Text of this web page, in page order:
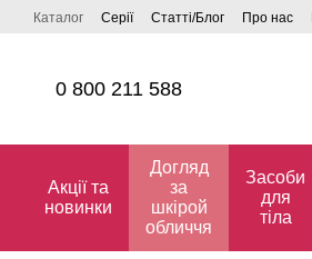
Перейти до основного контенту
Каталог Серії Статті/Блог Про нас
0 800 211 588
Акції та
новинки
Догляд
за
шкірой
обличчя
Засоби
для
тіла